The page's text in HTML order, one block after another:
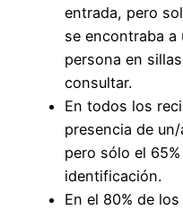
entrada, pero
se encontraba a
persona en
consultar.
En todos los
presencia de
pero sólo el
identificación.
En el 80% de